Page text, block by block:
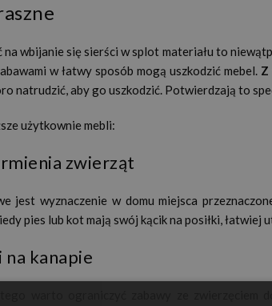
wbijanie się sierści w splot materiału to
w łatwy sposób mogą uszkodzić mebel. Z
natrudzić, aby go uszkodzić. Potwierdzają to
użytkownie mebli:
zwierząt
jest wyznaczenie w domu miejsca
pies lub kot mają swój kącik na posiłki, łatwiej
kanapie
warto ograniczyć zabawy ze zwierzęciem